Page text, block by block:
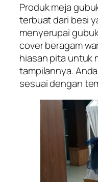
Produk meja
terbuat dari besi
menyerupai
cover beragam
hiasan pita untuk
tampilannya.
sesuai dengan